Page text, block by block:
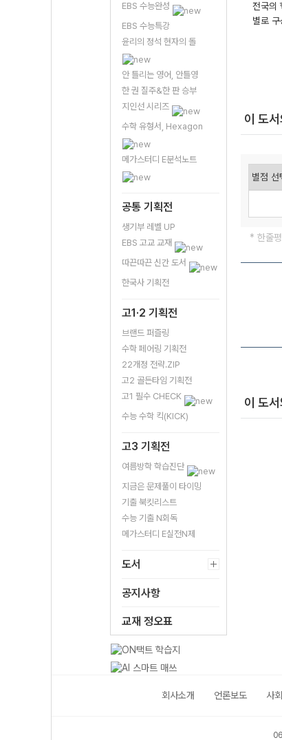
EBS 수능완성
EBS 수능특강
윤리의 정석 현자의 돌
안 틀리는 영어, 안틀영
한 권 질주&한 판 승부
지인선 시리즈
수학 유형서, Hexagon
메가스터디 E분석노트
공통 기획전
생기부 레벨 UP
EBS 고교 교재
따끈따끈 신간 도서
한국사 기획전
고1·2 기획전
브랜드 퍼즐링
수학 페어링 기획전
22개정 전략.ZIP
고2 골든타임 기획전
고1 필수 CHECK
수능 수학 킥(KICK)
고3 기획전
여름방학 학습진단
지금은 문제풀이 타이밍
기출 북킷리스트
수능 기출 N회독
메가스터디 E실전N제
도서
공지사항
교재 정오표
전국의
별로
이 도
* 한줄
이 도
완자 고등 현대사
회와 윤리-22개
정 (2026년)
완자 한국사
회사소개 언론보도 사